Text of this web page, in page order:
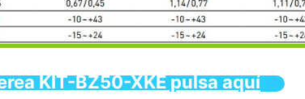
KIT-BZ50-XKE pulsa aquí